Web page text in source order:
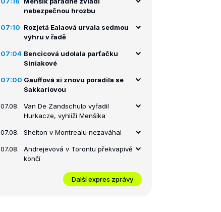
nebezpečnou hrozbu
07:10 Rozjetá Ealaová urvala sedmou
výhru v řadě
07:04 Bencicová udolala parťačku
Siniakové
07:00 Gauffová si znovu poradila se
Sakkariovou
07.08.
Van De Zandschulp vyřadil
Hurkacze, vyhlíží Menšíka
07.08. Shelton v Montrealu nezaváhal
07.08.
Andrejevová v Torontu překvapivě
končí
Další expres zprávy